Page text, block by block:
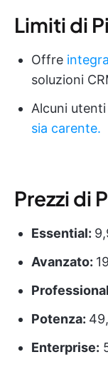
Limiti di
Offre
soluzioni
Alcuni
sia carente.
Prezzi di
Essential:
Avanzato:
Potenza:
Enterprise: